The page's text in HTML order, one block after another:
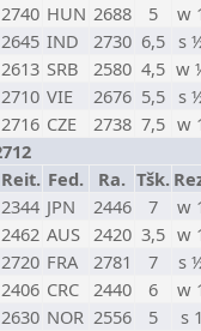
2740 HUN 2688 5
w
2645 IND 2730 6,5 s
2613 SRB 2580 4,5 w
2710 VIE 2676 5,5 s
2716 CZE 2738 7,5 w
Reit. Fed. Ra. Tšk.
2344 JPN 2446 7
w
2462 AUS 2420 3,5 w
2720 FRA 2781 7
s
2406 CRC 2440 6
w
2630 NOR 2556 5
s